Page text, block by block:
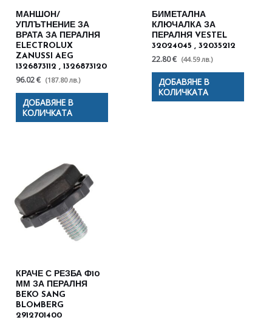
МАНШОН/
УПЛЪТНЕНИЕ ЗА
ВРАТА ЗА ПЕРАЛНЯ
ELECTROLUX
ZANUSSI AEG
1326873112 , 1326873120
96.02 € (187.80 лв.)
ДОБАВЯНЕ В
КОЛИЧКАТА
БИМЕТАЛНА
КЛЮЧАЛКА ЗА
ПЕРАЛНЯ VESTEL
32024045 , 32035212
22.80 € (44.59 лв.)
ДОБАВЯНЕ В
КОЛИЧКАТА
КРАЧЕ С РЕЗБА Ф10
ММ ЗА ПЕРАЛНЯ
BEKO SANG
BLOMBERG
2912701400